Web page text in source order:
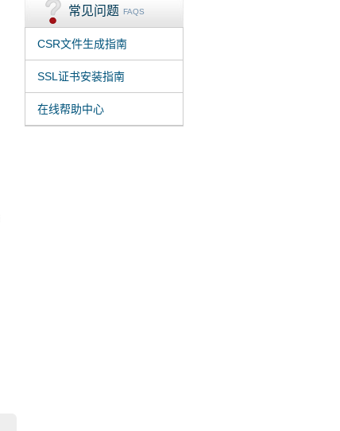
常见问题 FAQS
CSR文件生成指南
SSL证书安装指南
在线帮助中心